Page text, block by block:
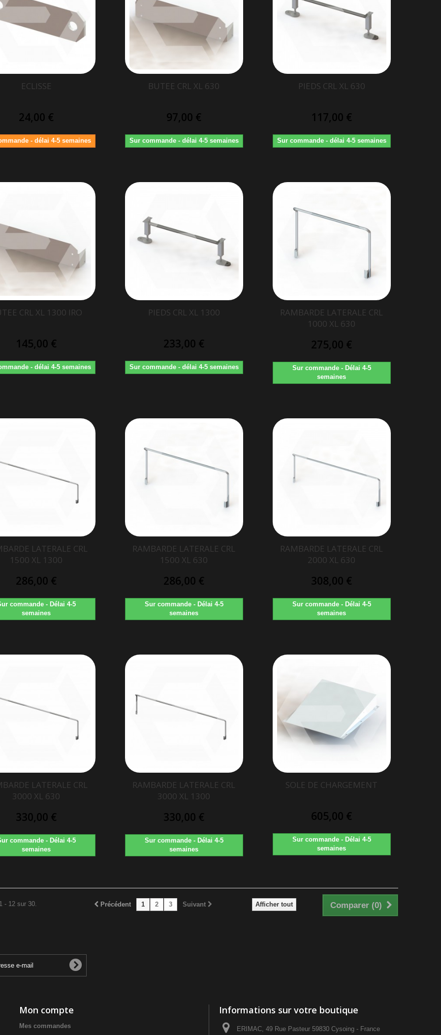
ECLISSE
24,00 €
- délai 4-5 semaines
BUTEE CRL XL 630
97,00 €
Sur commande - délai 4-5 semaines
PIEDS CRL XL 630
117,00 €
Sur commande - délai 4-5 semaines
CRL XL 1300 IRO
145,00 €
- délai 4-5 semaines
PIEDS CRL XL 1300
233,00 €
Sur commande - délai 4-5 semaines
RAMBARDE LATERALE CRL
1000 XL 630
275,00 €
Sur commande - Délai 4-5
semaines
LATERALE CRL
1500 XL 1300
286,00 €
commande - Délai 4-5
semaines
RAMBARDE LATERALE CRL
1500 XL 630
286,00 €
Sur commande - Délai 4-5
semaines
RAMBARDE LATERALE CRL
2000 XL 630
308,00 €
Sur commande - Délai 4-5
semaines
LATERALE CRL
3000 XL 630
330,00 €
commande - Délai 4-5
semaines
RAMBARDE LATERALE CRL
3000 XL 1300
330,00 €
Sur commande - Délai 4-5
semaines
SOLE DE CHARGEMENT
605,00 €
Sur commande - Délai 4-5
semaines
Comparer (0)
Afficher tout
Précédent 1 2 3 Suivant
- 12 sur 30.
Mon compte
Mes commandes
Informations sur votre boutique
ERIMAC, 49 Rue Pasteur 59830 Cysoing - France